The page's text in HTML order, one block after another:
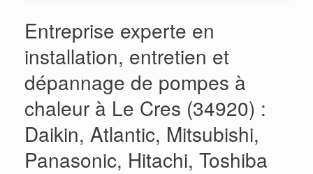
Entreprise experte en
installation, entretien et
dépannage de pompes à
chaleur à Le Cres (34920) :
Daikin, Atlantic, Mitsubishi,
Panasonic, Hitachi, Toshiba